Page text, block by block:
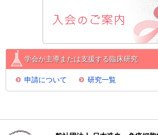
学会が主導または支援する臨床研究
申請について 研究一覧